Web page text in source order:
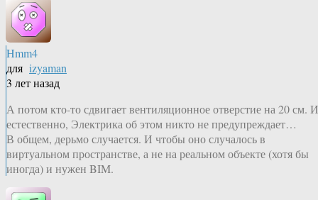
Hmm4
для izyaman
3 лет назад
А потом кто-то сдвигает вентиляционное отверстие на 20 см. И
естественно, Электрика об этом никто не предупреждает…
В общем, дерьмо случается. И чтобы оно случалось в
виртуальном пространстве, а не на реальном объекте (хотя бы
иногда) и нужен BIM.